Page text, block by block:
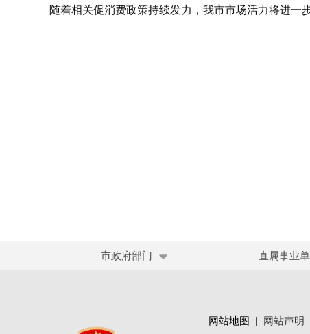
随着相关促消费政策持续发力，我市市场活力将进一
市政府部门 直属事业
网站地图 | 网站声明